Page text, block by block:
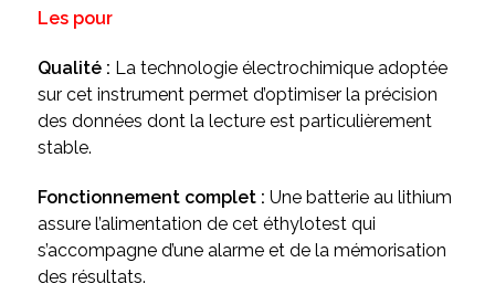
Les pour
Qualité : La technologie électrochimique adoptée
sur cet instrument permet d’optimiser la précision
des données dont la lecture est particulièrement
stable.
Fonctionnement complet : Une batterie au lithium
assure l’alimentation de cet éthylotest qui
s’accompagne d’une alarme et de la mémorisation
des résultats.